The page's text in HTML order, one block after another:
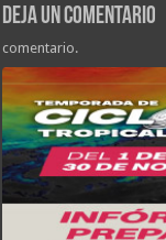
Deja un comentario
comentario.